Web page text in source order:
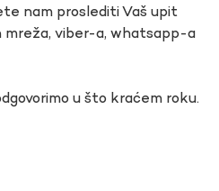
nam proslediti Vaš upit
viber-a, whatsapp-a
u što kraćem roku.